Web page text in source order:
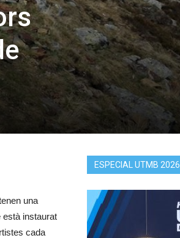
una
està instaurat
cada
ESPECIAL UTMB 2026